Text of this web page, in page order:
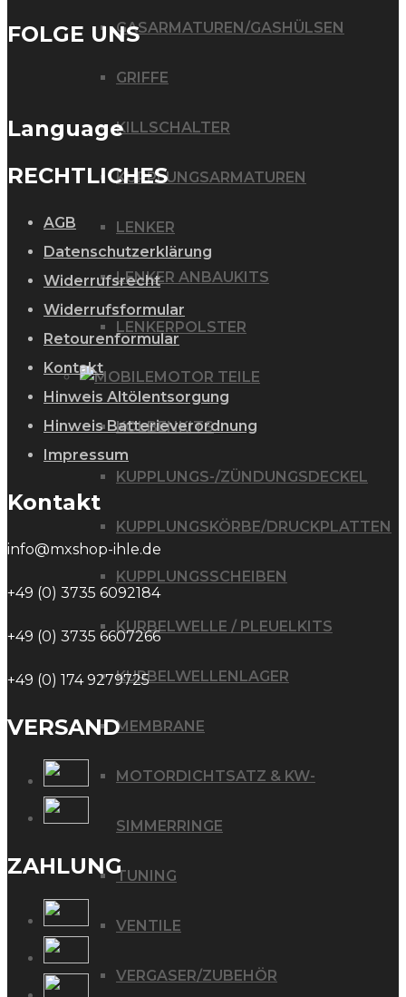
GASARMATUREN/GASHÜLSEN
GRIFFE
KILLSCHALTER
KUPPLUNGSARMATUREN
LENKER
LENKER ANBAUKITS
LENKERPOLSTER
MOTOR TEILE
KOLBENKITS
KUPPLUNGS-/ZÜNDUNGSDECKEL
KUPPLUNGSKÖRBE/DRUCKPLATTEN
KUPPLUNGSSCHEIBEN
KURBELWELLE / PLEUELKITS
KURBELWELLENLAGER
MEMBRANE
MOTORDICHTSATZ & KW-
SIMMERRINGE
TUNING
VENTILE
VERGASER/ZUBEHÖR
FOLGE UNS
Language
RECHTLICHES
AGB
Datenschutzerklärung
Widerrufsrecht
Widerrufsformular
Retourenformular
Kontakt
Hinweis Altölentsorgung
Hinweis Batterieverordnung
Impressum
Kontakt
info@mxshop-ihle.de
+49 (0) 3735 6092184
+49 (0) 3735 6607266
+49 (0) 174 9279725
VERSAND
ZAHLUNG